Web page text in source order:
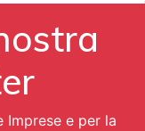
Imprese e per la